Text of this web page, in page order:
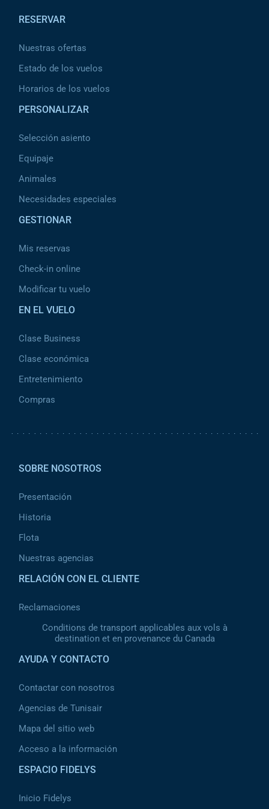
RESERVAR
Nuestras ofertas
Estado de los vuelos
Horarios de los vuelos
PERSONALIZAR
Selección asiento
Equipaje
Animales
Necesidades especiales
GESTIONAR
Mis reservas
Check-in online
Modificar tu vuelo
EN EL VUELO
Clase Business
Clase económica
Entretenimiento
Compras
SOBRE NOSOTROS
Presentación
Historia
Flota
Nuestras agencias
RELACIÓN CON EL CLIENTE
Reclamaciones
Conditions de transport applicables aux vols à
destination et en provenance du Canada
AYUDA Y CONTACTO
Contactar con nosotros
Agencias de Tunisair
Mapa del sitio web
Acceso a la información
ESPACIO FIDELYS
Inicio Fidelys